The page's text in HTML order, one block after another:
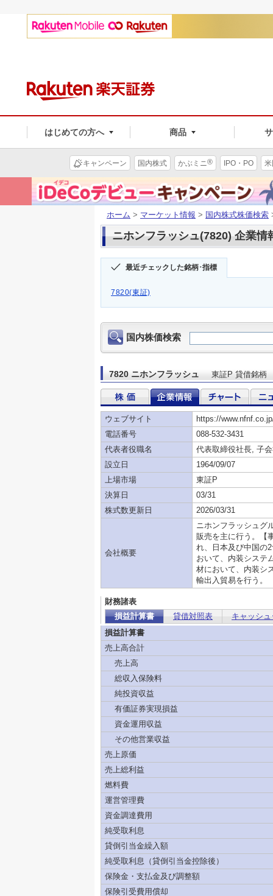
はじめての方へ 商品
キャンペーン 国内株式 かぶミニ® IPO・PO
ホーム > マーケット情報 > 国内株式株価検索
ニホンフラッシュ(7820) 企業情
最近チェックした銘柄･指標
7820(東証)